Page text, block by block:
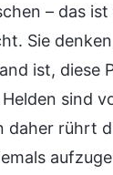
– das ist
Sie
ist, diese
sind
daher rührt